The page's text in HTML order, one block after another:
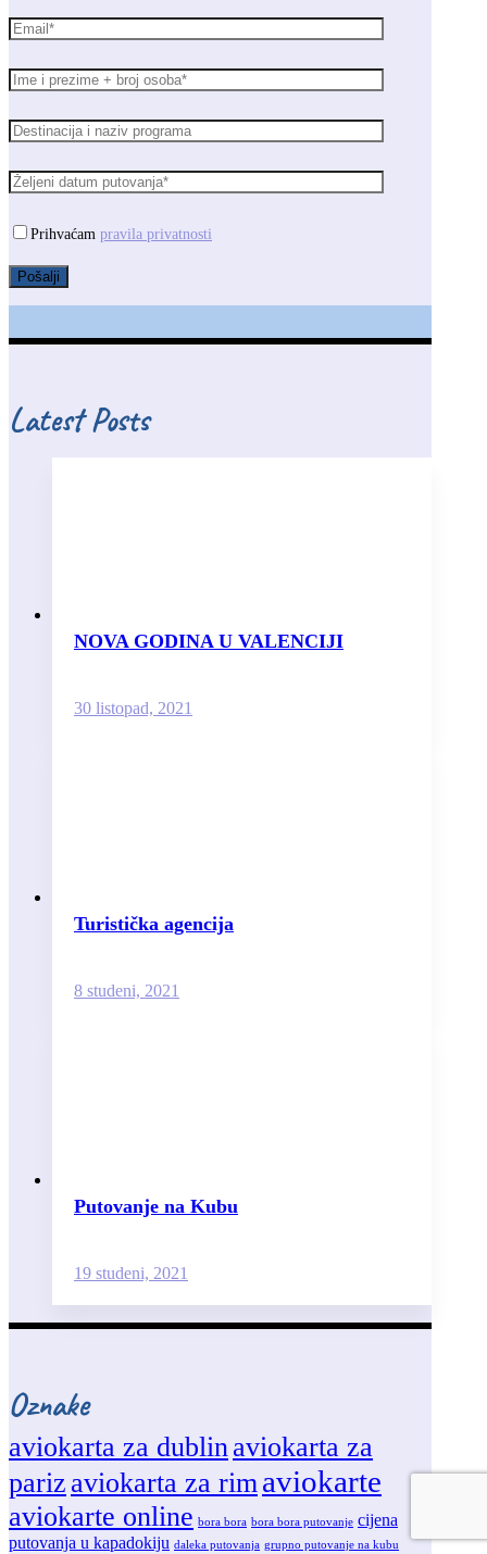
Prihvaćam pravila privatnosti
Latest Posts
NOVA GODINA U VALENCIJI
30 listopad, 2021
Turistička agencija
8 studeni, 2021
Putovanje na Kubu
19 studeni, 2021
Oznake
aviokarta za dublinaviokarta za
pariz aviokarta za rimaviokarte
aviokarte online bora bora bora bora putovanje cijena
putovanja u kapadokiju daleka putovanja grupno putovanje na kubu